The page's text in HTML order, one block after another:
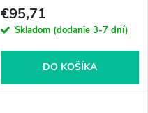
€95,71
Skladom (dodanie 3-7 dní)
DO KOŠÍKA